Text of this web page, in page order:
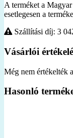
A terméket a
esetlegesen a
Szállítási díj: 3
Vásárlói
Még nem értékelték
Hasonló